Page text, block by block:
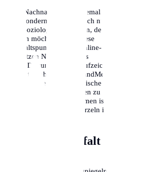
Nachnamen in Guatemala ist nicht
sondern auch praktisch nützlich.
Soziologen und jeden, der seine
möchte, bieten diese
Anhaltspunkte. Viele Online-
nutzen Nachnamen als
Dokumente und Aufzeichnungen
Unternehmen wie 23andMe oder
zusätzlich helfen, geografische
Verbindungen zu
und ihre Nachkommen ist die
Schlüssel, um ihre Wurzeln im
Namensvielfalt
Einfluss auf die